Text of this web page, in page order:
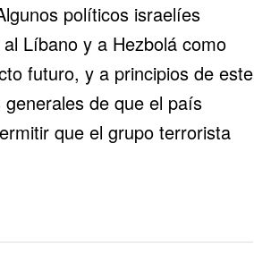
políticos israelíes
Líbano y a Hezbolá como
futuro, y a principios de este
de que el país
que el grupo terrorista